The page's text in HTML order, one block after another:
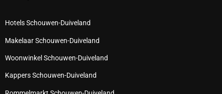
Hotels Schouwen-Duiveland
Makelaar Schouwen-Duiveland
Woonwinkel Schouwen-Duiveland
Kappers Schouwen-Duiveland